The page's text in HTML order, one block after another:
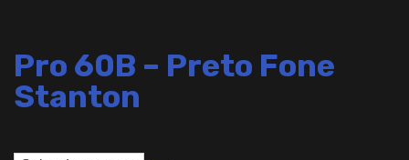
Pro 60B – Preto Fone
Stanton